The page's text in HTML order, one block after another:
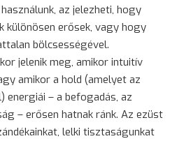
az jelezheti, hogy
különösen erősek, vagy hogy
bölcsességével.
jelenik meg, amikor intuitív
amikor a hold (amelyet az
energiái – a befogadás, az
– erősen hatnak ránk. Az ezüst
lelki tisztaságunkat